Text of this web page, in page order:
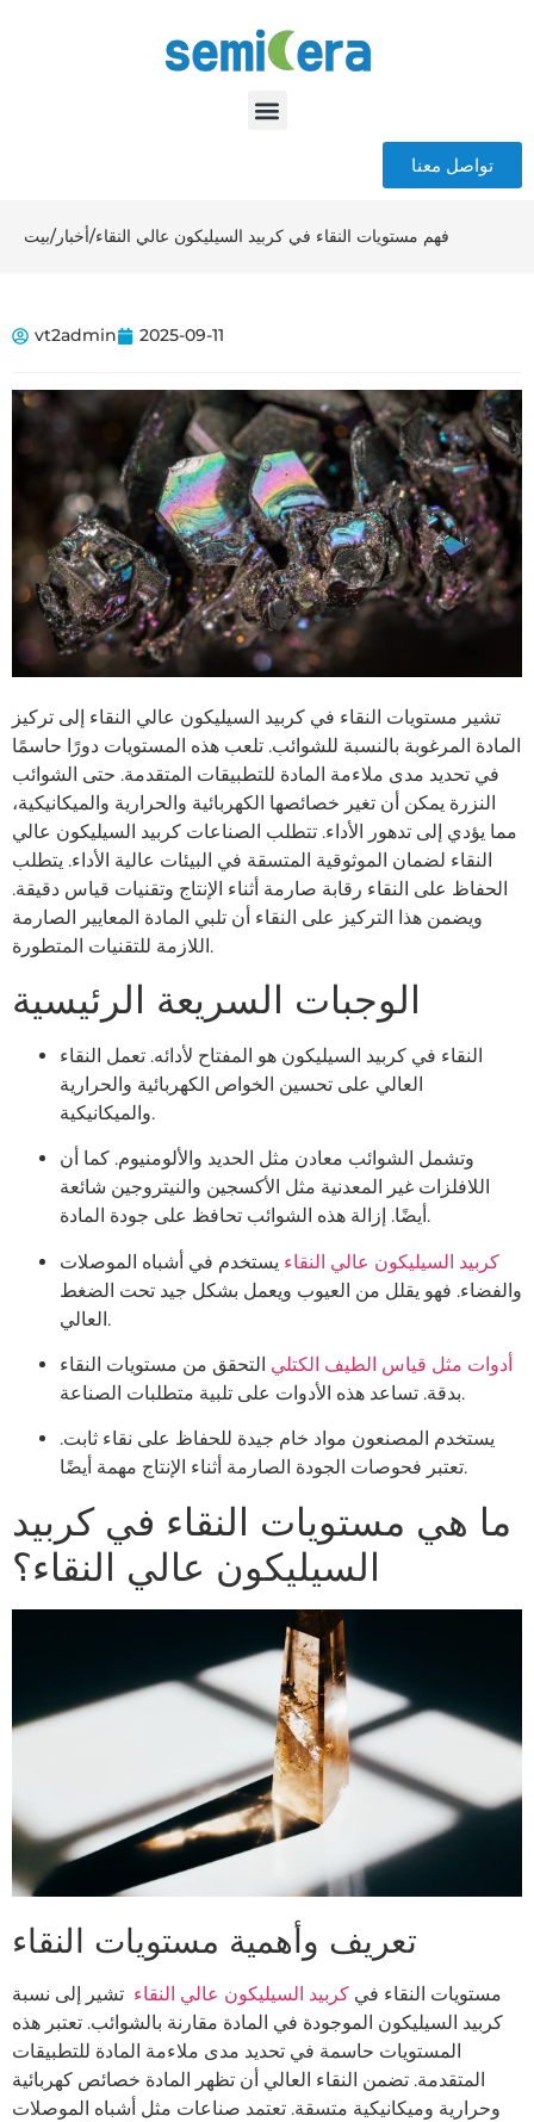
تواصل معنا
بيت/أخبار/فهم مستويات النقاء في كربيد السيليكون عالي النقاء
vt2admin 2025-09-11
تشير مستويات النقاء في كربيد السيليكون عالي النقاء إلى تركيز
المادة المرغوبة بالنسبة للشوائب. تلعب هذه المستويات دورًا حاسمًا
في تحديد مدى ملاءمة المادة للتطبيقات المتقدمة. حتى الشوائب
النزرة يمكن أن تغير خصائصها الكهربائية والحرارية والميكانيكية،
مما يؤدي إلى تدهور الأداء. تتطلب الصناعات كربيد السيليكون عالي
النقاء لضمان الموثوقية المتسقة في البيئات عالية الأداء. يتطلب
الحفاظ على النقاء رقابة صارمة أثناء الإنتاج وتقنيات قياس دقيقة.
ويضمن هذا التركيز على النقاء أن تلبي المادة المعايير الصارمة
اللازمة للتقنيات المتطورة.
الوجبات السريعة الرئيسية
النقاء في كربيد السيليكون هو المفتاح لأدائه. تعمل النقاء
العالي على تحسين الخواص الكهربائية والحرارية
والميكانيكية.
وتشمل الشوائب معادن مثل الحديد والألومنيوم. كما أن
اللافلزات غير المعدنية مثل الأكسجين والنيتروجين شائعة
أيضًا. إزالة هذه الشوائب تحافظ على جودة المادة.
كربيد السيليكون عالي النقاء يستخدم في أشباه الموصلات
والفضاء. فهو يقلل من العيوب ويعمل بشكل جيد تحت الضغط
العالي.
أدوات مثل قياس الطيف الكتلي التحقق من مستويات النقاء
بدقة. تساعد هذه الأدوات على تلبية متطلبات الصناعة.
يستخدم المصنعون مواد خام جيدة للحفاظ على نقاء ثابت.
تعتبر فحوصات الجودة الصارمة أثناء الإنتاج مهمة أيضًا.
ما هي مستويات النقاء في كربيد
السيليكون عالي النقاء؟
تعريف وأهمية مستويات النقاء
مستويات النقاء في كربيد السيليكون عالي النقاء تشير إلى نسبة
كربيد السيليكون الموجودة في المادة مقارنة بالشوائب. تعتبر هذه
المستويات حاسمة في تحديد مدى ملاءمة المادة للتطبيقات
المتقدمة. تضمن النقاء العالي أن تظهر المادة خصائص كهربائية
وحرارية وميكانيكية متسقة. تعتمد صناعات مثل أشباه الموصلات